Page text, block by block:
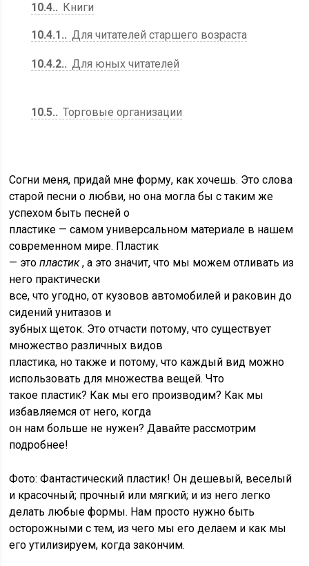
10.4.
Книги
10.4.1. Для читателей старшего возраста
10.4.2. Для юных читателей
10.5. Торговые организации
Согни меня, придай мне форму, как хочешь. Это слова
старой песни о любви, но она могла бы с таким же
успехом быть песней о
пластике — самом универсальном материале в нашем
современном мире. Пластик
— этопластик, а это значит, что мы можем отливать из
него практически
все, что угодно, от кузовов автомобилей и раковин до
сидений унитазов и
зубных щеток. Это отчасти потому, что существует
множество различных видов
пластика, но также и потому, что каждый вид можно
использовать для множества вещей. Что
такое пластик? Как мы его производим? Как мы
избавляемся от него, когда
он нам больше не нужен? Давайте рассмотрим
подробнее!
Фото: Фантастический пластик! Он дешевый, веселый
и красочный; прочный или мягкий; и из него легко
делать любые формы. Нам просто нужно быть
осторожными с тем, из чего мы его делаем и как мы
его утилизируем, когда закончим.